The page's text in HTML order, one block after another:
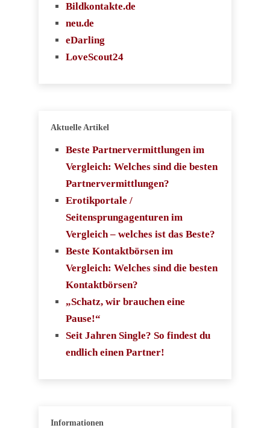
Bildkontakte.de
neu.de
eDarling
LoveScout24
Aktuelle Artikel
Beste Partnervermittlungen im
Vergleich: Welches sind die besten
Partnervermittlungen?
Erotikportale /
Seitensprungagenturen im
Vergleich – welches ist das Beste?
Beste Kontaktbörsen im
Vergleich: Welches sind die besten
Kontaktbörsen?
„Schatz, wir brauchen eine
Pause!“
Seit Jahren Single? So findest du
endlich einen Partner!
Informationen